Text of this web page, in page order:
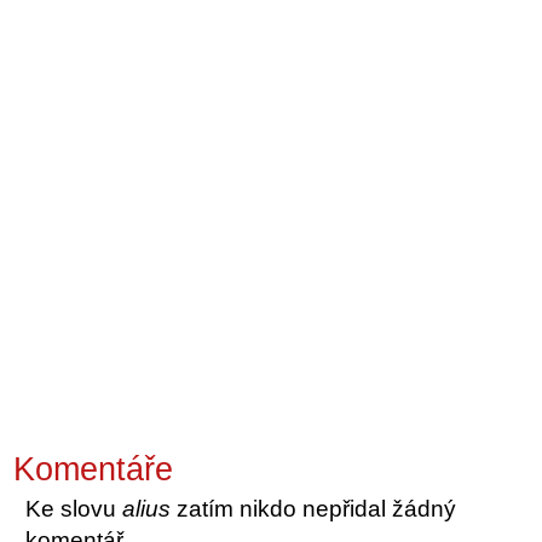
Komentáře
Ke slovualius zatím nikdo nepřidal žádný